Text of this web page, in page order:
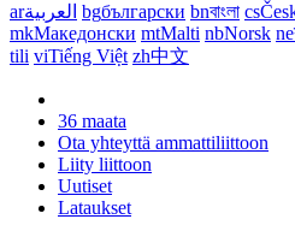
arالعربية bgбългарски bnবাংলা cs
mkМакедонски mtMalti nbNorsk ne
tili viTiếng Việt zh中文
36 maata
Ota yhteyttä ammattiliittoon
Liity liittoon
Uutiset
Lataukset